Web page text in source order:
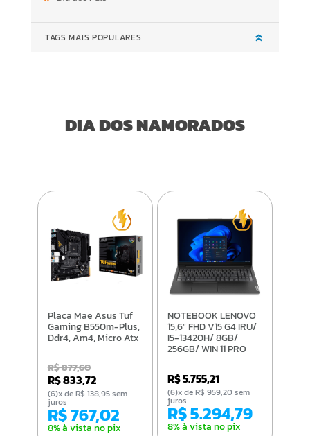
TAGS MAIS POPULARES
DIA DOS NAMORADOS
Placa Mae Asus Tuf
Gaming B550m-Plus,
Ddr4, Am4, Micro Atx
R$ 877,60
R$ 833,72
R$ 767,02
8% à vista no pix
(6)x de R$ 138,95 sem
juros
NOTEBOOK LENOVO
15,6" FHD V15 G4 IRU/
I5-13420H/ 8GB/
256GB/ WIN 11 PRO
R$ 5.755,21
R$ 5.294,79
8% à vista no pix
(6)x de R$ 959,20 sem
juros